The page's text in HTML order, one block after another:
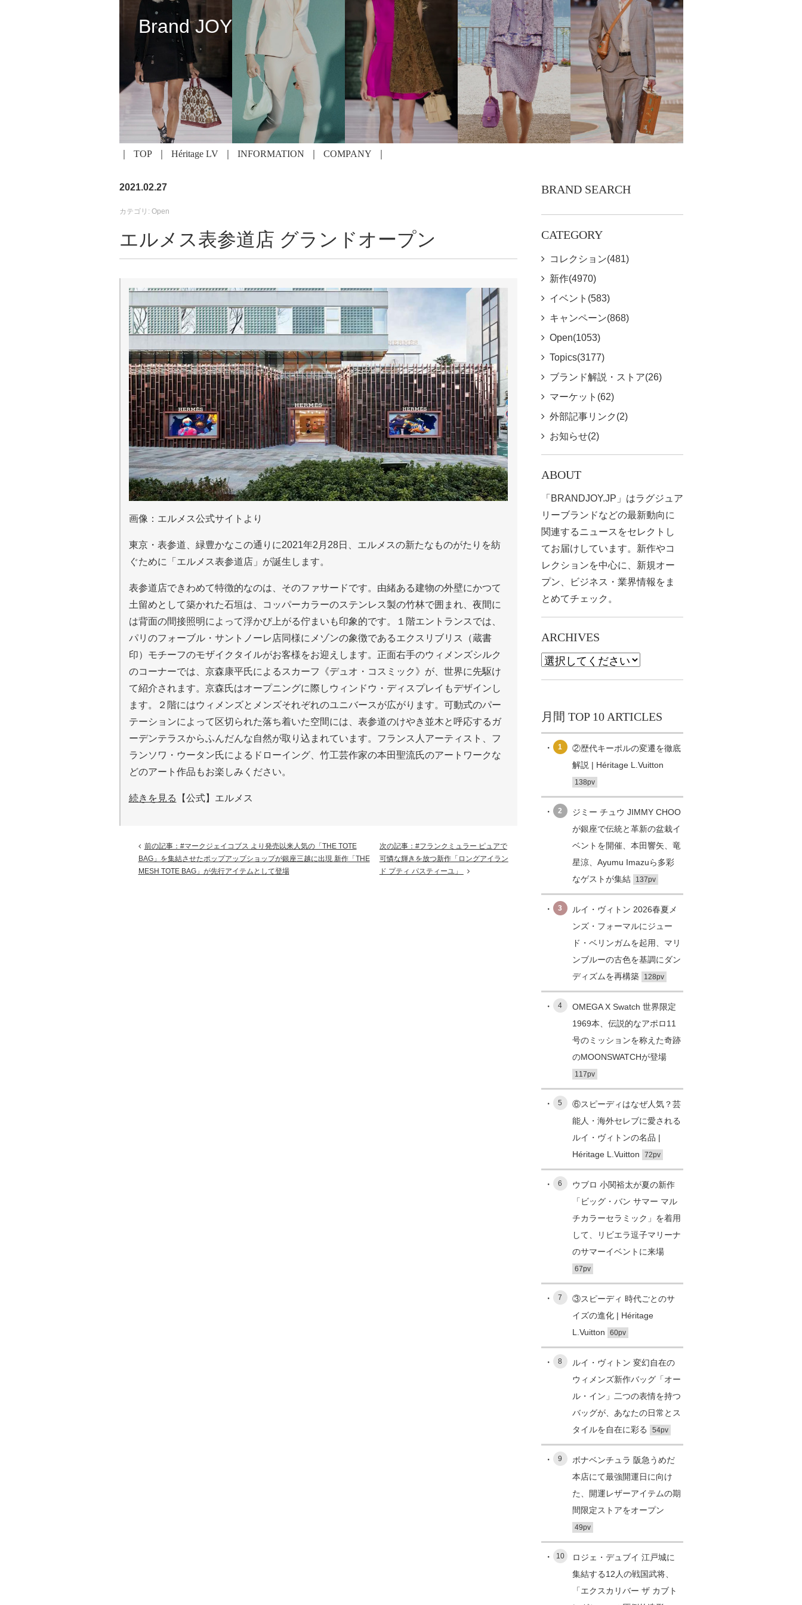
Brand JOY
TOP Héritage LV INFORMATION COMPANY
2021.02.27
カテゴリ: Open
エルメス表参道店 グランドオープン
画像：エルメス公式サイトより
東京・表参道、緑豊かなこの通りに2021年2月28日、エルメスの新たなものがたりを紡
ぐために「エルメス表参道店」が誕生します。
表参道店できわめて特徴的なのは、そのファサードです。由緒ある建物の外壁にかつて
土留めとして築かれた石垣は、コッパーカラーのステンレス製の竹林で囲まれ、夜間に
は背面の間接照明によって浮かび上がる佇まいも印象的です。１階エントランスでは、
パリのフォーブル・サントノーレ店同様にメゾンの象徴であるエクスリブリス（蔵書
印）モチーフのモザイクタイルがお客様をお迎えします。正面右手のウィメンズシルク
のコーナーでは、京森康平氏によるスカーフ《デュオ・コスミック》が、世界に先駆け
て紹介されます。京森氏はオープニングに際しウィンドウ・ディスプレイもデザインし
ます。２階にはウィメンズとメンズそれぞれのユニバースが広がります。可動式のパー
テーションによって区切られた落ち着いた空間には、表参道のけやき並木と呼応するガ
ーデンテラスからふんだんな自然が取り込まれています。フランス人アーティスト、フ
ランソワ・ウータン氏によるドローイング、竹工芸作家の本田聖流氏のアートワークな
どのアート作品もお楽しみください。
続きを見る 【公式】エルメス
前の記事：#マークジェイコブス より発売以来人気の「THE TOTE
BAG」を集結させたポップアップショップが銀座三越に出現 新作「THE
MESH TOTE BAG」が先行アイテムとして登場
次の記事：#フランクミュラー ピュアで
可憐な輝きを放つ新作「ロングアイラン
ド プティ パスティーユ」
BRAND SEARCH
CATEGORY
コレクション(481)
新作(4970)
イベント(583)
キャンペーン(868)
Open(1053)
Topics(3177)
ブランド解説・ストア(26)
マーケット(62)
外部記事リンク(2)
お知らせ(2)
ABOUT
「BRANDJOY.JP」はラグジュア
リーブランドなどの最新動向に
関連するニュースをセレクトし
てお届けしています。新作やコ
レクションを中心に、新規オー
プン、ビジネス・業界情報をま
とめてチェック。
ARCHIVES
月間 TOP 10 ARTICLES
1
②歴代キーポルの変遷を徹底
解説 | Héritage L.Vuitton
138pv
2
ジミー チュウ JIMMY CHOO
が銀座で伝統と革新の盆栽イ
ベントを開催、本田響矢、竜
星涼、Ayumu Imazuら多彩
なゲストが集結
137pv
3
ルイ・ヴィトン 2026春夏メ
ンズ・フォーマルにジュー
ド・ベリンガムを起用、マリ
ンブルーの古色を基調にダン
ディズムを再構築
128pv
4
OMEGA X Swatch 世界限定
1969本、伝説的なアポロ11
号のミッションを称えた奇跡
のMOONSWATCHが登場
117pv
5
⑥スピーディはなぜ人気？芸
能人・海外セレブに愛される
ルイ・ヴィトンの名品 |
Héritage L.Vuitton
72pv
6
ウブロ 小関裕太が夏の新作
「ビッグ・バン サマー マル
チカラーセラミック」を着用
して、リビエラ逗子マリーナ
のサマーイベントに来場
67pv
7
③スピーディ 時代ごとのサ
イズの進化 | Héritage
L.Vuitton
60pv
8
ルイ・ヴィトン 変幻自在の
ウィメンズ新作バッグ「オー
ル・イン」二つの表情を持つ
バッグが、あなたの日常とス
タイルを自在に彩る
54pv
9
ボナベンチュラ 阪急うめだ
本店にて最強開運日に向け
た、開運レザーアイテムの期
間限定ストアをオープン
49pv
10
ロジェ・デュブイ 江戸城に
集結する12人の戦国武将、
「エクスカリバー ザ カブト